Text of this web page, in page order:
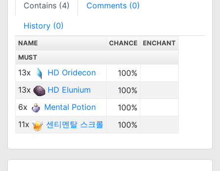
Contains (4) Comments (0)
History (0)
NAME CHANCE
ENCHANT
MUST
13x HD Oridecon
100%
13x
HD Elunium
100%
6x
Mental Potion
100%
11x
센티멘탈 스크롤 100%